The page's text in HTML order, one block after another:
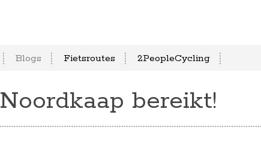
Blogs Fietsroutes 2PeopleCycling
bereikt!